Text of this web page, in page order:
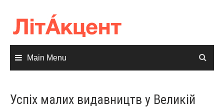
content
Main Menu
Успіх малих видавництв у Великій